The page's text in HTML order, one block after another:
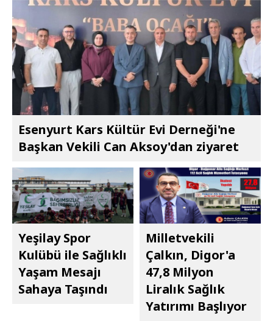
Esenyurt Kars Kültür Evi Derneği'ne
Başkan Vekili Can Aksoy'dan ziyaret
Yeşilay Spor
Kulübü ile Sağlıklı
Yaşam Mesajı
Sahaya Taşındı
Milletvekili
Çalkın, Digor'a
47,8 Milyon
Liralık Sağlık
Yatırımı Başlıyor